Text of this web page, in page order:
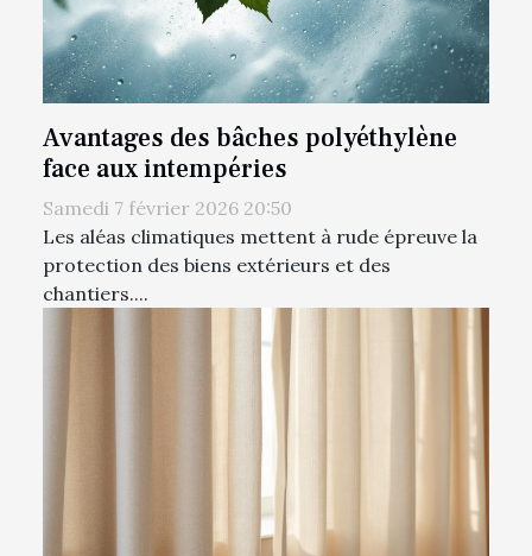
Avantages des bâches polyéthylène
face aux intempéries
Samedi 7 février 2026 20:50
Les aléas climatiques mettent à rude épreuve la
protection des biens extérieurs et des
chantiers....